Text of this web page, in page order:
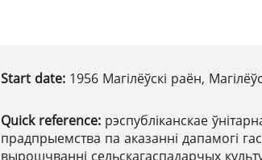
Start date: 1956 Магілёўскі раён,
Quick reference: рэспубліканскае
прадпрыемства па аказанні дапамогі
вырошчванні сельскагаспадарчых